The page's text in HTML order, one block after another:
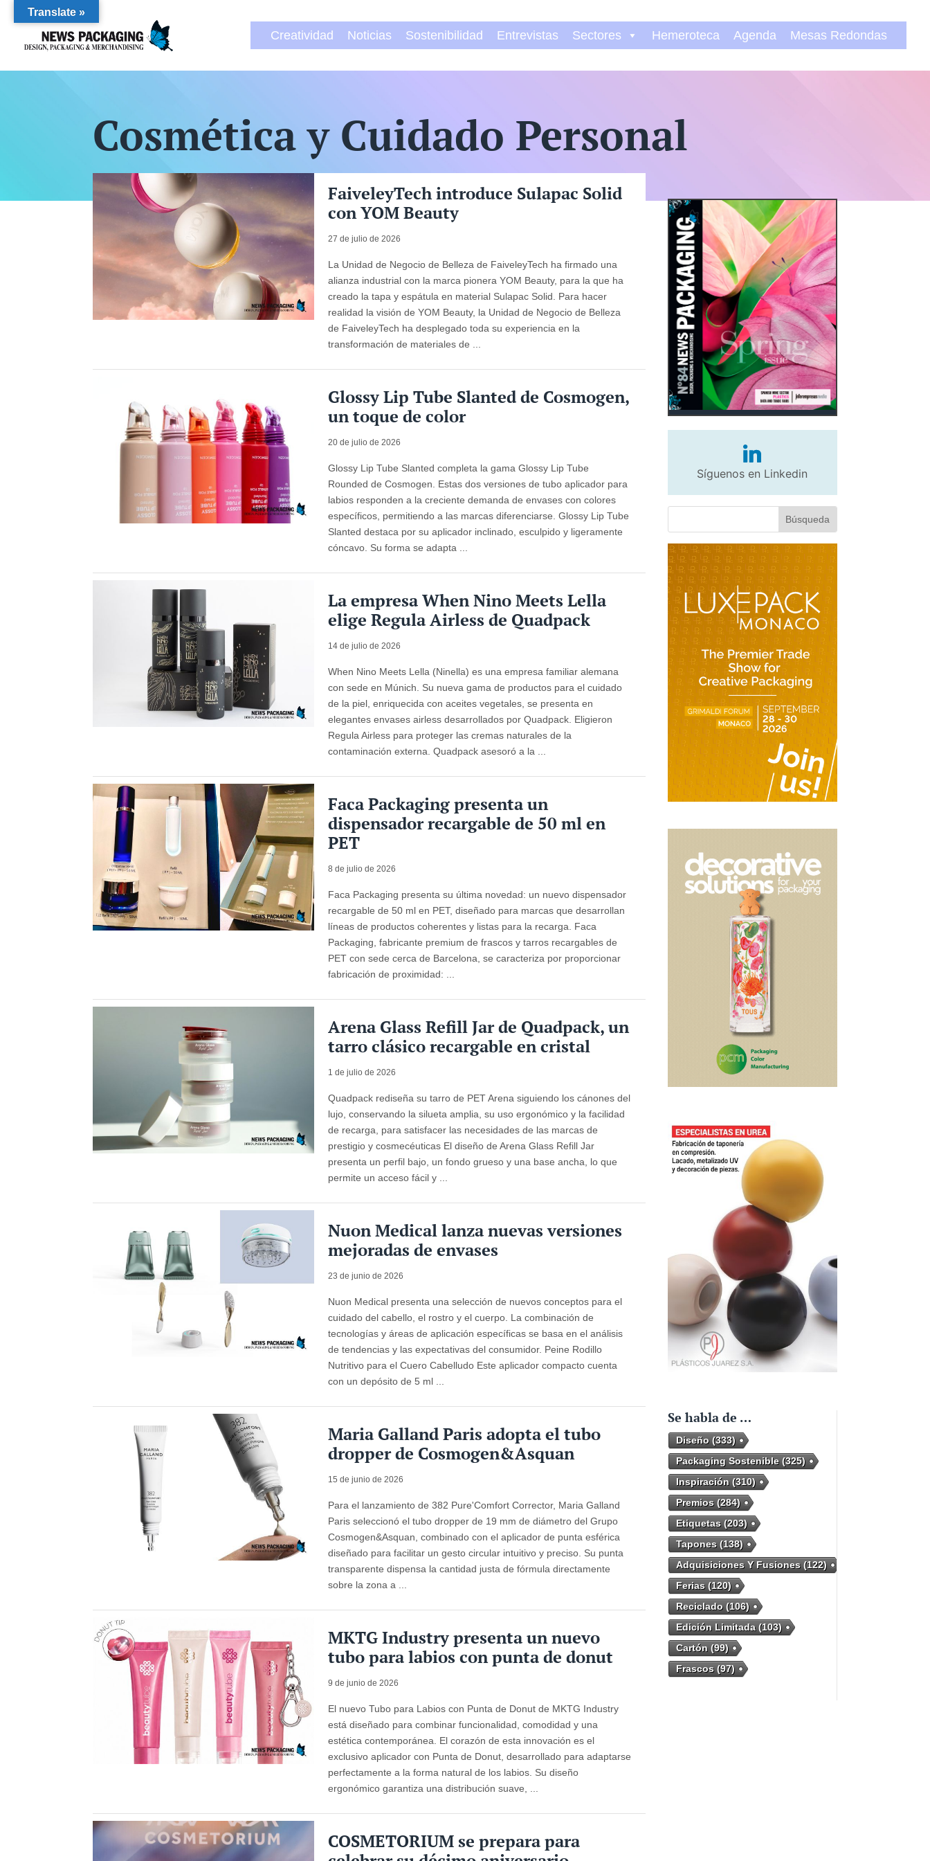
Creatividad Noticias Sostenibilidad Entrevistas Sectores Hemeroteca Agenda Mesas Redondas
Cosmética y Cuidado Personal
FaiveleyTech introduce Sulapac Solid
con YOM Beauty
27 de julio de 2026
La Unidad de Negocio de Belleza de FaiveleyTech ha firmado una
alianza industrial con la marca pionera YOM Beauty, para la que ha
creado la tapa y espátula en material Sulapac Solid. Para hacer
realidad la visión de YOM Beauty, la Unidad de Negocio de Belleza
de FaiveleyTech ha desplegado toda su experiencia en la
transformación de materiales de ...
Glossy Lip Tube Slanted de Cosmogen,
un toque de color
20 de julio de 2026
Glossy Lip Tube Slanted completa la gama Glossy Lip Tube
Rounded de Cosmogen. Estas dos versiones de tubo aplicador para
labios responden a la creciente demanda de envases con colores
específicos, permitiendo a las marcas diferenciarse. Glossy Lip Tube
Slanted destaca por su aplicador inclinado, esculpido y ligeramente
cóncavo. Su forma se adapta ...
La empresa When Nino Meets Lella
elige Regula Airless de Quadpack
14 de julio de 2026
When Nino Meets Lella (Ninella) es una empresa familiar alemana
con sede en Múnich. Su nueva gama de productos para el cuidado
de la piel, enriquecida con aceites vegetales, se presenta en
elegantes envases airless desarrollados por Quadpack. Eligieron
Regula Airless para proteger las cremas naturales de la
contaminación externa. Quadpack asesoró a la ...
Faca Packaging presenta un
dispensador recargable de 50 ml en
PET
8 de julio de 2026
Faca Packaging presenta su última novedad: un nuevo dispensador
recargable de 50 ml en PET, diseñado para marcas que desarrollan
líneas de productos coherentes y listas para la recarga. Faca
Packaging, fabricante premium de frascos y tarros recargables de
PET con sede cerca de Barcelona, ​​se caracteriza por proporcionar
fabricación de proximidad: ...
Arena Glass Refill Jar de Quadpack, un
tarro clásico recargable en cristal
1 de julio de 2026
Quadpack rediseña su tarro de PET Arena siguiendo los cánones del
lujo, conservando la silueta amplia, su uso ergonómico y la facilidad
de recarga, para satisfacer las necesidades de las marcas de
prestigio y cosmecéuticas El diseño de Arena Glass Refill Jar
presenta un perfil bajo, un fondo grueso y una base ancha, lo que
permite un acceso fácil y ...
Nuon Medical lanza nuevas versiones
mejoradas de envases
23 de junio de 2026
Nuon Medical presenta una selección de nuevos conceptos para el
cuidado del cabello, el rostro y el cuerpo. La combinación de
tecnologías y áreas de aplicación específicas se basa en el análisis
de tendencias y las expectativas del consumidor. Peine Rodillo
Nutritivo para el Cuero Cabelludo Este aplicador compacto cuenta
con un depósito de 5 ml ...
Maria Galland Paris adopta el tubo
dropper de Cosmogen&Asquan
15 de junio de 2026
Para el lanzamiento de 382 Pure'Comfort Corrector, Maria Galland
Paris seleccionó el tubo dropper de 19 mm de diámetro del Grupo
Cosmogen&Asquan, combinado con el aplicador de punta esférica
diseñado para facilitar un gesto circular intuitivo y preciso. Su punta
transparente dispensa la cantidad justa de fórmula directamente
sobre la zona a ...
MKTG Industry presenta un nuevo
tubo para labios con punta de donut
9 de junio de 2026
El nuevo Tubo para Labios con Punta de Donut de MKTG Industry
está diseñado para combinar funcionalidad, comodidad y una
estética contemporánea. El corazón de esta innovación es el
exclusivo aplicador con Punta de Donut, desarrollado para adaptarse
perfectamente a la forma natural de los labios. Su diseño
ergonómico garantiza una distribución suave, ...
COSMETORIUM se prepara para
Síguenos en Linkedin
Se habla de …
Diseño(333)
Packaging Sostenible(325)
Inspiración(310)
Premios(284)
Etiquetas(203)
Tapones(138)
Adquisiciones Y Fusiones(122)
Ferias(120)
Reciclado(106)
Edición Limitada(103)
Cartón(99)
Frascos(97)
Translate »